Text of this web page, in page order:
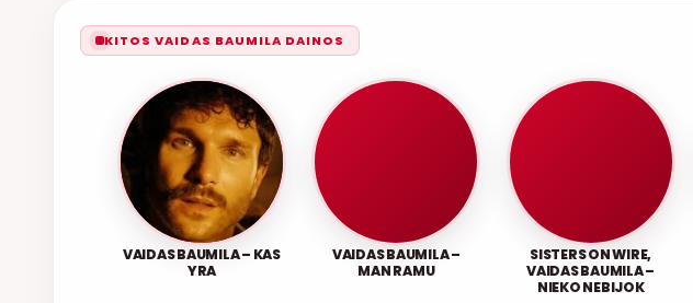
KITOS VAIDAS BAUMILA DAINOS
VAIDAS BAUMILA – KAS
YRA
VAIDAS BAUMILA –
MAN RAMU
SISTERS ON WIRE,
VAIDAS BAUMILA –
NIEKO NEBIJOK